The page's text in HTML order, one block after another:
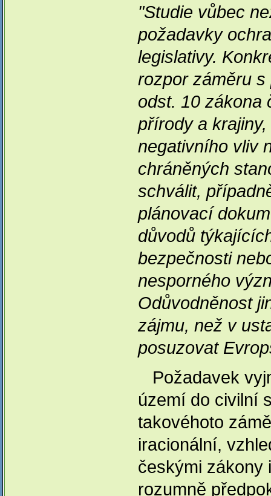
"Studie vůbec
požadavky
legislativy.
rozpor záměru
odst. 10 zákona
přírody a
negativního vliv
chráněných
schválit,
plánovací
důvodů
bezpečnosti
nesporného
Odůvodněnost
zájmu, než v
posuzovat
Požadavek
území do civilní
takovéhoto
iracionální,
českými zákony
rozumně